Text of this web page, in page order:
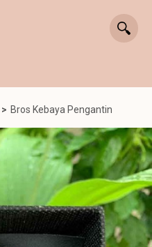
> Bros Kebaya Pengantin